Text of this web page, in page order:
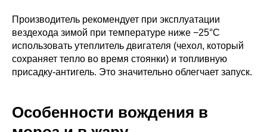
Производитель рекомендует при эксплуатации
вездехода зимой при температуре ниже −25°C
использовать утеплитель двигателя (чехол, который
сохраняет тепло во время стоянки) и топливную
присадку-антигель. Это значительно облегчает запуск.
Особенности вождения в